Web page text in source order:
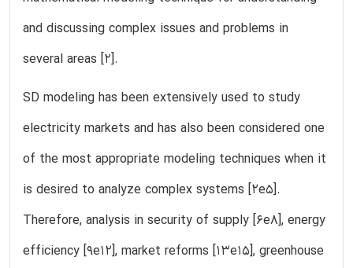
and discussing complex issues and problems in
several areas [2].
SD modeling has been extensively used to study
electricity markets and has also been considered one
of the most appropriate modeling techniques when it
is desired to analyze complex systems [2e5].
Therefore, analysis in security of supply [6e8], energy
efficiency [9e12], market reforms [13e15], greenhouse